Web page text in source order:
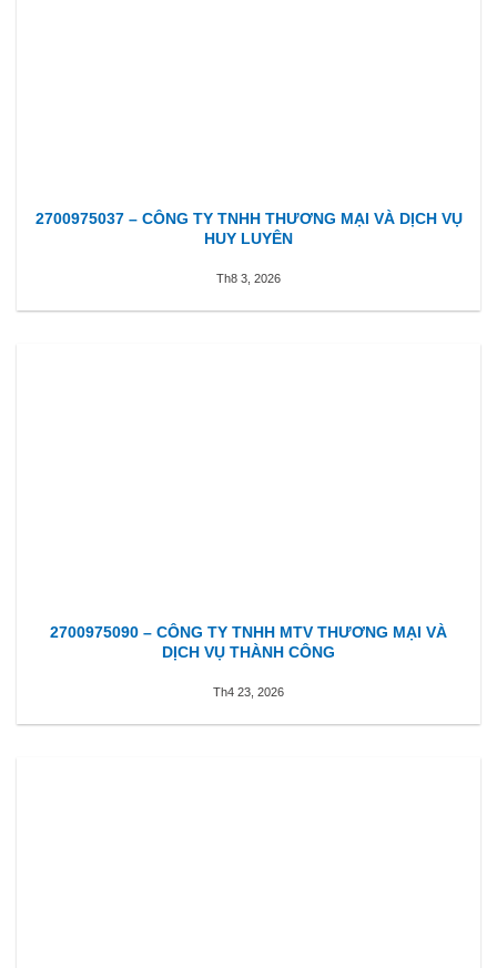
2700975037 – CÔNG TY TNHH THƯƠNG MẠI VÀ DỊCH VỤ
HUY LUYÊN
Th8 3, 2026
2700975090 – CÔNG TY TNHH MTV THƯƠNG MẠI VÀ
DỊCH VỤ THÀNH CÔNG
Th4 23, 2026